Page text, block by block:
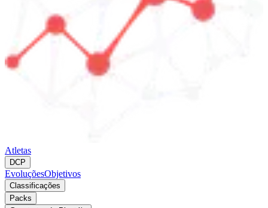
Atletas
DCP
EvoluçõesObjetivos
Classificações
Packs